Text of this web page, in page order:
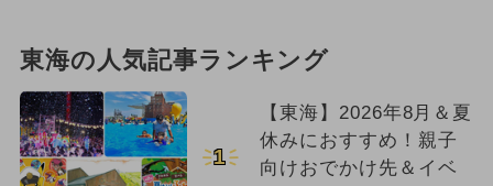
東海の人気記事ランキング
1
【東海】2026年8月＆夏
休みにおすすめ！親子
向けおでかけ先＆イベ